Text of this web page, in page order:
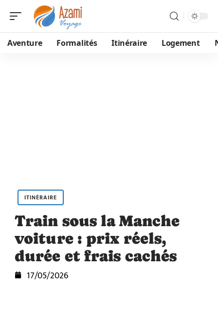
Aventure Formalités Itinéraire Logement
ITINÉRAIRE
Train sous la Manche
voiture : prix réels,
durée et frais cachés
17/05/2026